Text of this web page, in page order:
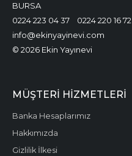
BURSA
0224 223 04 37
0224 220 16 72
info@ekinyayinevi.com
© 2026 Ekin Yayınevi
MÜŞTERI HIZMETLERI
Banka Hesaplarımız
Hakkımızda
Gizlilik İlkesi